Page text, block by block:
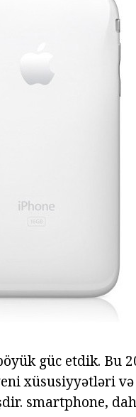
güc etdik. Bu
xüsusiyyətləri
smartphone,